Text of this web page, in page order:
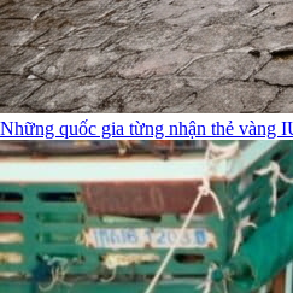
Những quốc gia từng nhận thẻ vàng